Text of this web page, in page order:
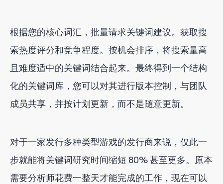
根据您的核心词汇，批量请求关键词建议。获取搜
索热度评分和竞争程度。按机会排序，将搜索量高
且难度适中的关键词结合起来。最终得到一个结构
化的关键词库，您可以对其进行版本控制，与团队
成员共享，并按计划更新，而不是随意更新。
对于一家发行多种类型游戏的发行商来说，仅此一
步就能将关键词研究时间缩短 80% 甚至更多。原本
需要分析师花费一整天才能完成的工作，现在可以